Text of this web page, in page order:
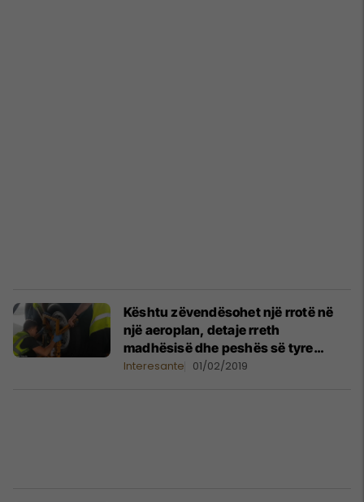
Kështu zëvendësohet një rrotë në
një aeroplan, detaje rreth
madhësisë dhe peshës së tyre
(Video)
Interesante 01/02/2019